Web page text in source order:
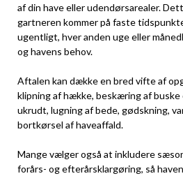
af din have eller udendørsarealer.
gartneren kommer på faste
ugentligt, hver anden uge eller
og havens behov.
Aftalen kan dække en bred vifte af
klipning af hække, beskæring af
ukrudt, lugning af bede, gødskning,
bortkørsel af haveaffald.
Mange vælger også at inkludere
forårs- og efterårsklargøring, så